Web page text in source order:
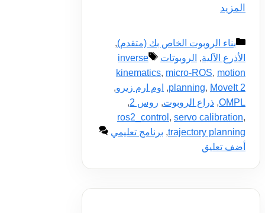
المزيد
التصنيفات
بناء الروبوت الخاص بك (متقدم),
الأذرع الآلية, الروبوتات الوسوم
inverse
kinematics, micro-ROS, motion
planning, MoveIt 2
, اوم ارم زيرو,
OMPL
, ذراع الروبوت, روس 2
,
ros2_control , servo calibration,
trajectory planning
, برنامج تعليمي
أضف تعليق